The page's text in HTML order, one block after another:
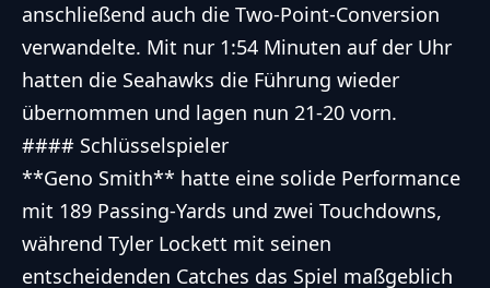
anschließend auch die Two-Point-Conversion
verwandelte. Mit nur 1:54 Minuten auf der Uhr
hatten die Seahawks die Führung wieder
übernommen und lagen nun 21-20 vorn.
#### Schlüsselspieler
**Geno Smith** hatte eine solide Performance
mit 189 Passing-Yards und zwei Touchdowns,
während Tyler Lockett mit seinen
entscheidenden Catches das Spiel maßgeblich